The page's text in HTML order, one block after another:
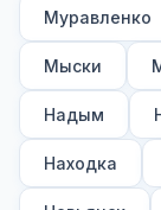
Муравленко
Мыски
Надым
Находка